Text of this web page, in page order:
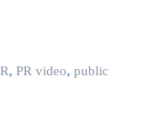
,PR video,public